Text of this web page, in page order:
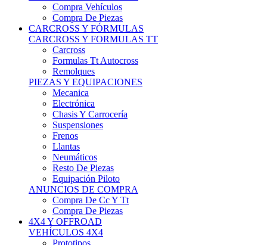
Compra De Piezas
CARCROSS Y FÓRMULAS
CARCROSS Y FORMULAS TT
Carcross
Formulas Tt Autocross
Remolques
PIEZAS Y EQUIPACIONES
Mecanica
Electrónica
Chasis Y Carrocería
Suspensiones
Frenos
Llantas
Neumáticos
Resto De Piezas
Equipación Piloto
ANUNCIOS DE COMPRA
Compra De Cc Y Tt
Compra De Piezas
4X4 Y OFFROAD
VEHÍCULOS 4X4
Prototipos
Venta De Side By Side